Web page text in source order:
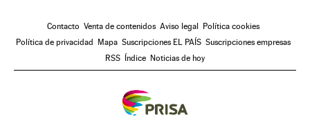
Contacto Venta de contenidos Aviso legal
Política cookies
Política de privacidad
Mapa Suscripciones EL PAÍS Suscripciones empresas
RSS
Índice Noticias de hoy